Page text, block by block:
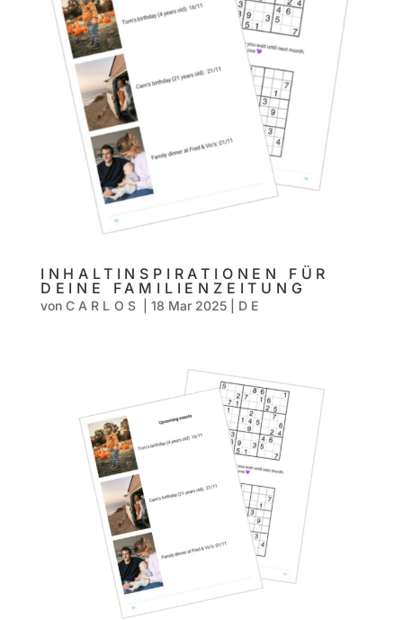
INHALTINSPIRATIONEN FÜR
DEINE FAMILIENZEITUNG
von CARLOS 18 Mar 2025 DE